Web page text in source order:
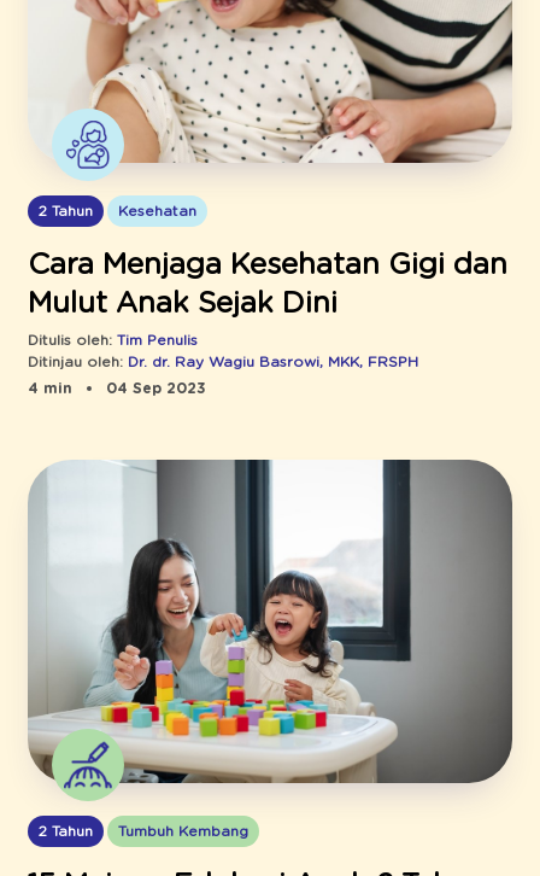
2 Tahun Kesehatan
Cara Menjaga Kesehatan Gigi dan
Mulut Anak Sejak Dini
Ditulis oleh: Tim Penulis
Ditinjau oleh: Dr. dr. Ray Wagiu Basrowi, MKK, FRSPH
4 min
04 Sep 2023
2 Tahun Tumbuh Kembang